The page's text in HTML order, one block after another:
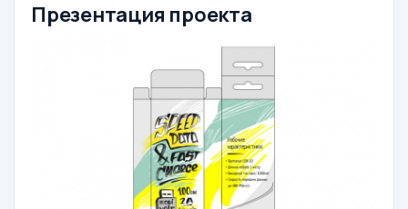
Презентация проекта